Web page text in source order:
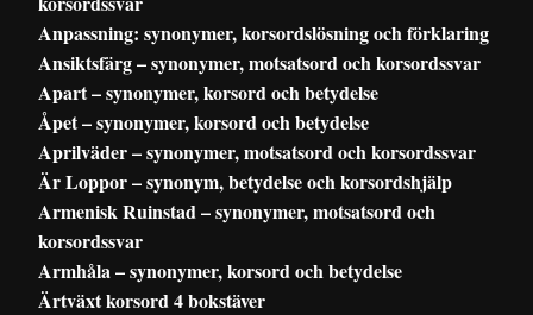
Anpassning: synonymer, korsordslösning och förklaring
Ansiktsfärg – synonymer, motsatsord och korsordssvar
Apart – synonymer, korsord och betydelse
Åpet – synonymer, korsord och betydelse
Aprilväder – synonymer, motsatsord och korsordssvar
Är Loppor – synonym, betydelse och korsordshjälp
Armenisk Ruinstad – synonymer, motsatsord och
korsordssvar
Armhåla – synonymer, korsord och betydelse
Ärtväxt korsord 4 bokstäver